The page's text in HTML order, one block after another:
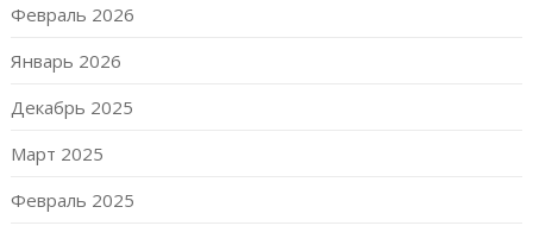
Февраль 2026
Январь 2026
Декабрь 2025
Март 2025
Февраль 2025